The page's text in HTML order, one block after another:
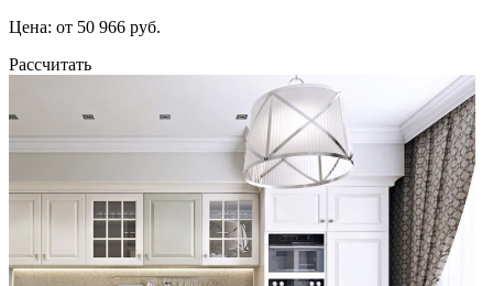
Цена: от 50 966 руб.
Рассчитать